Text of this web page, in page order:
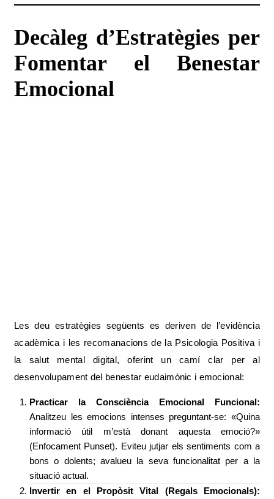
Decàleg d’Estratègies per
Fomentar el Benestar
Emocional
Les deu estratègies següents es deriven de l’evidència
acadèmica i les recomanacions de la Psicologia Positiva i
la salut mental digital, oferint un camí clar per al
desenvolupament del benestar eudaimònic i emocional:
Practicar la Consciència Emocional Funcional:
Analitzeu les emocions intenses preguntant-se: «Quina
informació útil m’està donant aquesta emoció?»
(Enfocament Punset). Eviteu jutjar els sentiments com a
bons o dolents; avalueu la seva funcionalitat per a la
situació actual.
Invertir en el Propòsit Vital (Regals Emocionals):